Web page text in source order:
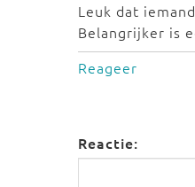
Leuk dat
Belangrijker is
Reageer
Reactie: